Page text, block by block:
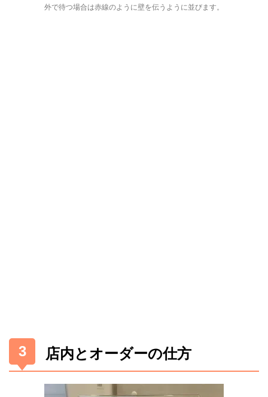
外で待つ場合は赤線のように壁を伝うように並びます。
店内とオーダーの仕方